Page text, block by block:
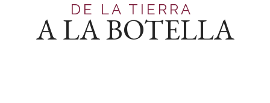
DE LA TIERRA
A LA BOTELLA